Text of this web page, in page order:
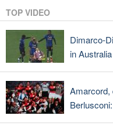
TOP VIDEO
Dimarco-
in Australia
Amarcord,